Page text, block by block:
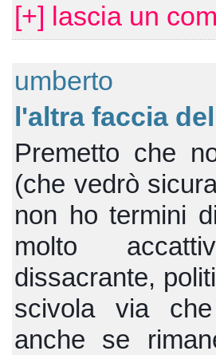
[+] lascia un
umberto
l'altra faccia
Premetto che
(che vedrò
non ho termini
molto
dissacrante,
scivola via
anche se